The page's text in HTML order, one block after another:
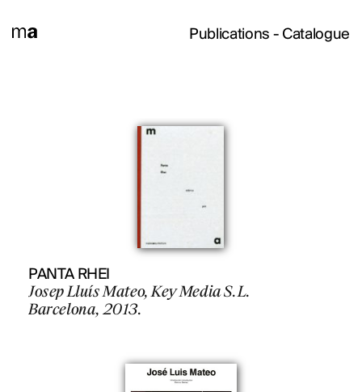
Publications - Catalogue
PANTA RHEI
Josep Lluís Mateo, Key Media S.L.
Barcelona, 2013.